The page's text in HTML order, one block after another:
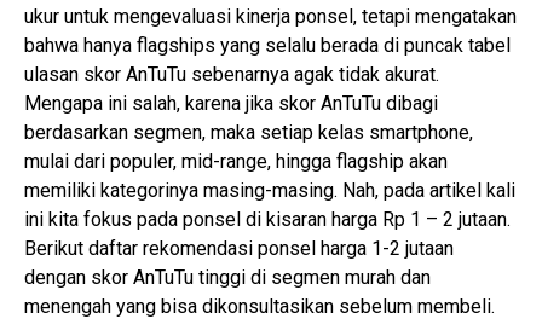
ukur untuk mengevaluasi kinerja ponsel, tetapi mengatakan
bahwa hanya flagships yang selalu berada di puncak tabel
ulasan skor AnTuTu sebenarnya agak tidak akurat.
Mengapa ini salah, karena jika skor AnTuTu dibagi
berdasarkan segmen, maka setiap kelas smartphone,
mulai dari populer, mid-range, hingga flagship akan
memiliki kategorinya masing-masing. Nah, pada artikel kali
ini kita fokus pada ponsel di kisaran harga Rp 1 – 2 jutaan.
Berikut daftar rekomendasi ponsel harga 1-2 jutaan
dengan skor AnTuTu tinggi di segmen murah dan
menengah yang bisa dikonsultasikan sebelum membeli.